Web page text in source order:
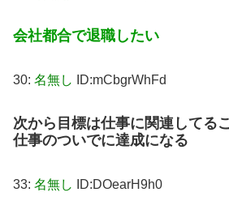
会社都合で退職したい
30: 名無し ID:mCbgrWhFd
次から目標は仕事に関連してる
仕事のついでに達成になる
33: 名無し ID:DOearH9h0